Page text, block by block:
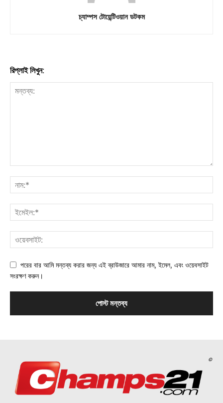
চ্যাম্পস টোয়েন্টিওয়ান ডটকম
রিপ্লাই লিখুন:
পরের বার আমি মন্তব্য করার জন্য এই ব্রাউজারে আমার নাম, ইমেল, এবং ওয়েবসাইট
সংরক্ষণ করুন।
©